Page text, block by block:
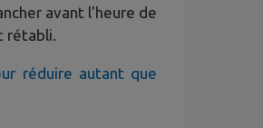
avant l'heure de
rétabli.
réduire autant que